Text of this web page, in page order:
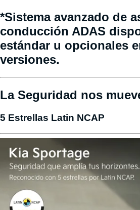
*Sistema avanzado de
conducción ADAS
estándar u opcionales
versiones.
La Seguridad nos
5 Estrellas Latin NCAP